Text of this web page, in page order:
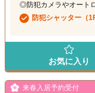
◎防犯カメラやオート
防犯シャッター（
お気に入り
来春入居予約受付